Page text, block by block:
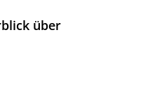
über